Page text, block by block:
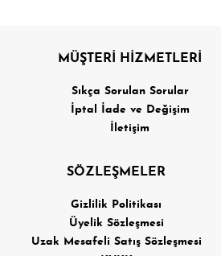
MÜŞTERİ HİZMETLERİ
Sıkça Sorulan Sorular
İptal İade ve Değişim
İletişim
SÖZLEŞMELER
Gizlilik Politikası
Üyelik Sözleşmesi
Uzak Mesafeli Satış Sözleşmesi